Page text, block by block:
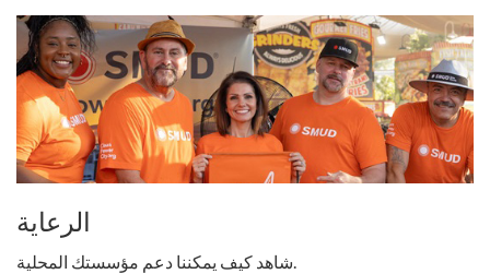
الرعاية
شاهد كيف يمكننا دعم مؤسستك المحلية.